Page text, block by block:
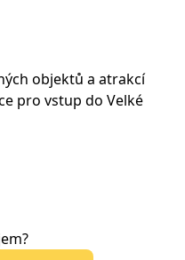
objektů a atrakcí
pro vstup do Velké